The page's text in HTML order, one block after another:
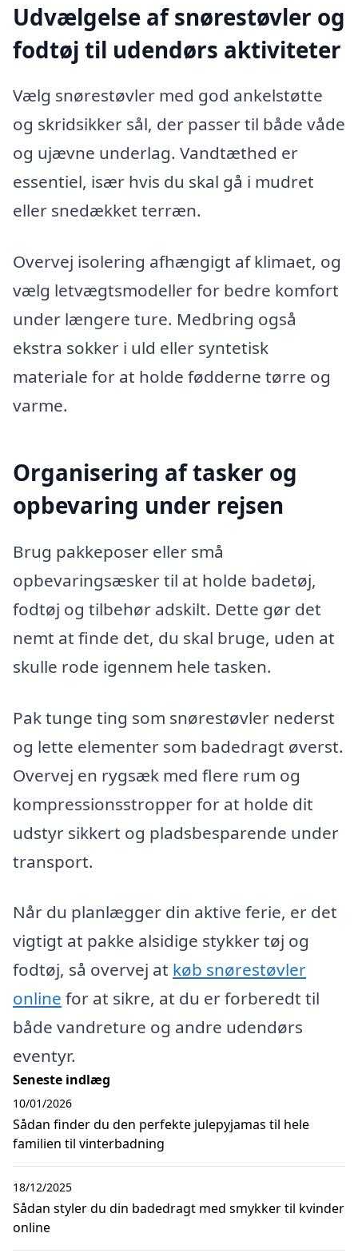
Udvælgelse af snørestøvler og
fodtøj til udendørs aktiviteter
Vælg snørestøvler med god ankelstøtte
og skridsikker sål, der passer til både våde
og ujævne underlag. Vandtæthed er
essentiel, især hvis du skal gå i mudret
eller snedækket terræn.
Overvej isolering afhængigt af klimaet, og
vælg letvægtsmodeller for bedre komfort
under længere ture. Medbring også
ekstra sokker i uld eller syntetisk
materiale for at holde fødderne tørre og
varme.
Organisering af tasker og
opbevaring under rejsen
Brug pakkeposer eller små
opbevaringsæsker til at holde badetøj,
fodtøj og tilbehør adskilt. Dette gør det
nemt at finde det, du skal bruge, uden at
skulle rode igennem hele tasken.
Pak tunge ting som snørestøvler nederst
og lette elementer som badedragt øverst.
Overvej en rygsæk med flere rum og
kompressionsstropper for at holde dit
udstyr sikkert og pladsbesparende under
transport.
Når du planlægger din aktive ferie, er det
vigtigt at pakke alsidige stykker tøj og
fodtøj, så overvej at køb snørestøvler
online for at sikre, at du er forberedt til
både vandreture og andre udendørs
eventyr.
Seneste indlæg
Sådan finder du den perfekte julepyjamas til hele
familien til vinterbadning
10/01/2026
Sådan styler du din badedragt med smykker til kvinder
online
18/12/2025